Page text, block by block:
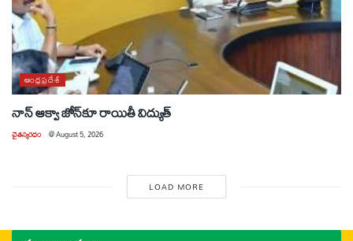
ఆంధ్రప్రదేశ్
నాన్ ఆక్వా జోన్‌కూ రాయితీ విద్యుత్
చైతన్యరధం @August 5, 2026
LOAD MORE